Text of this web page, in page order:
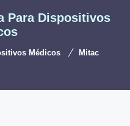
Para Dispositivos
Médicos Mitac